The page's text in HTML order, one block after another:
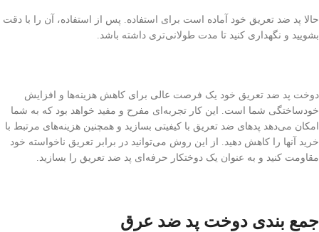
حالا پد ضد تعریق خود آماده است برای استفاده. پس از استفاده، آن را با دقت
بشویید و نگهداری کنید تا مدت طولانی‌تری داشته باشد.
دوخت پد ضد تعریق خود یک فرصت عالی برای کاهش هزینه‌ها و افزایش
خودساختگی شما است. این کار تجربه‌ای مفرح و مفید خواهد بود که به شما
امکان می‌دهد پد‌های ضد تعریق با کیفیتی بسازید و همچنین هزینه‌های مرتبط با
خرید آنها را کاهش دهید. از این روش می‌توانید در برابر تعریق ناخواسته خود
مقاومت کنید و به عنوان یک دوختکار حرفه‌ای پد ضد تعریق را بسازید.
جمع بندی دوخت پد ضد عرق